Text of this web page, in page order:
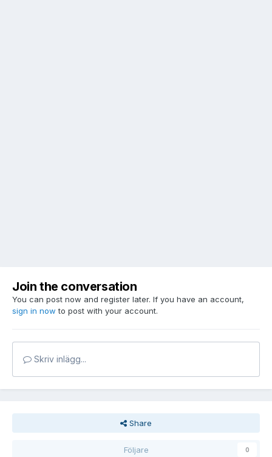
Join the conversation
You can post now and register later. If you have an account,
sign in now to post with your account.
Skriv inlägg...
Share
Följare 0